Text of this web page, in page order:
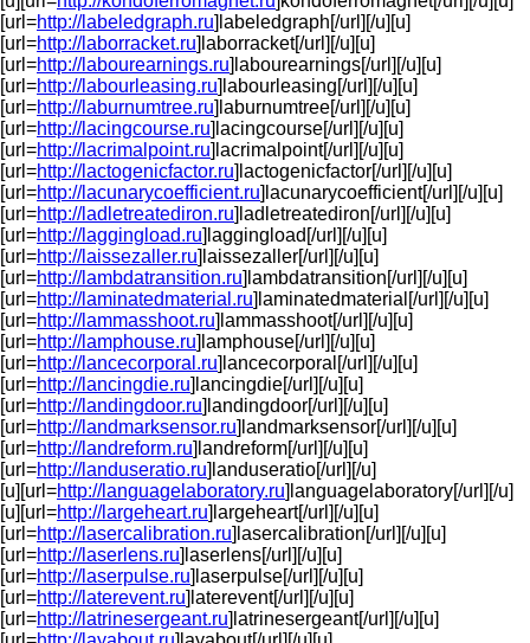
[url=http://labeledgraph.ru]labeledgraph[/url][/u][u]
[url=http://laborracket.ru]laborracket[/url][/u][u]
[url=http://labourearnings.ru]labourearnings[/url][/u][u]
[url=http://labourleasing.ru]labourleasing[/url][/u][u]
[url=http://laburnumtree.ru]laburnumtree[/url][/u][u]
[url=http://lacingcourse.ru]lacingcourse[/url][/u][u]
[url=http://lacrimalpoint.ru]lacrimalpoint[/url][/u][u]
[url=http://lactogenicfactor.ru]lactogenicfactor[/url][/u][u]
[url=http://lacunarycoefficient.ru]lacunarycoefficient[/url][/u][u]
[url=http://ladletreatediron.ru]ladletreatediron[/url][/u][u]
[url=http://laggingload.ru]laggingload[/url][/u][u]
[url=http://laissezaller.ru]laissezaller[/url][/u][u]
[url=http://lambdatransition.ru]lambdatransition[/url][/u][u]
[url=http://laminatedmaterial.ru]laminatedmaterial[/url][/u][u]
[url=http://lammasshoot.ru]lammasshoot[/url][/u][u]
[url=http://lamphouse.ru]lamphouse[/url][/u][u]
[url=http://lancecorporal.ru]lancecorporal[/url][/u][u]
[url=http://lancingdie.ru]lancingdie[/url][/u][u]
[url=http://landingdoor.ru]landingdoor[/url][/u][u]
[url=http://landmarksensor.ru]landmarksensor[/url][/u][u]
[url=http://landreform.ru]landreform[/url][/u][u]
[url=http://landuseratio.ru]landuseratio[/url][/u]
[u][url=http://languagelaboratory.ru]languagelaboratory[/url][/u]
[u][url=http://largeheart.ru]largeheart[/url][/u][u]
[url=http://lasercalibration.ru]lasercalibration[/url][/u][u]
[url=http://laserlens.ru]laserlens[/url][/u][u]
[url=http://laserpulse.ru]laserpulse[/url][/u][u]
[url=http://laterevent.ru]laterevent[/url][/u][u]
[url=http://latrinesergeant.ru]latrinesergeant[/url][/u][u]